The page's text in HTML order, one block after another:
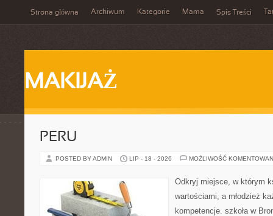
Strona główna Archiwum Kategorie Mama Spis Treści
MAKIJAŻ
PERU
POSTED BY ADMIN LIP - 18 - 2026 MOŻLIWOŚĆ
Odkryj miejsce, w którym
wartościami, a młodzież
kompetencje. szkoła w